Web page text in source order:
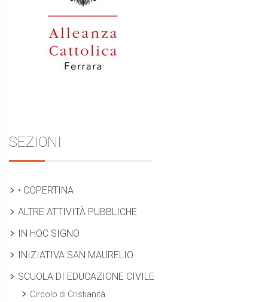
SEZIONI
• COPERTINA
ALTRE ATTIVITÀ PUBBLICHE
IN HOC SIGNO
INIZIATIVA SAN MAURELIO
SCUOLA DI EDUCAZIONE CIVILE
Circolo di Cristianità